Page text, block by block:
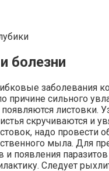
болезни
заболевания
причине сильного
листовки.
скручиваются и
надо провести
мыла. Для
и появления
Следует